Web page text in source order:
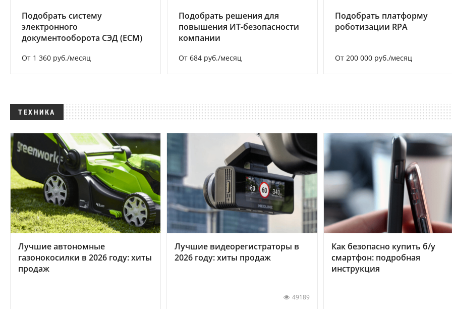
Подобрать систему
электронного
документооборота СЭД (ECM)
От 1 360 руб./месяц
Подобрать решения для
повышения ИТ-безопасности
компании
От 684 руб./месяц
Подобрать платформу
роботизации RPA
От 200 000 руб./месяц
ТЕХНИКА
Лучшие автономные
газонокосилки в 2026 году: хиты
продаж
Лучшие видеорегистраторы в
2026 году: хиты продаж
49189
Как безопасно купить б/у
смартфон: подробная
инструкция